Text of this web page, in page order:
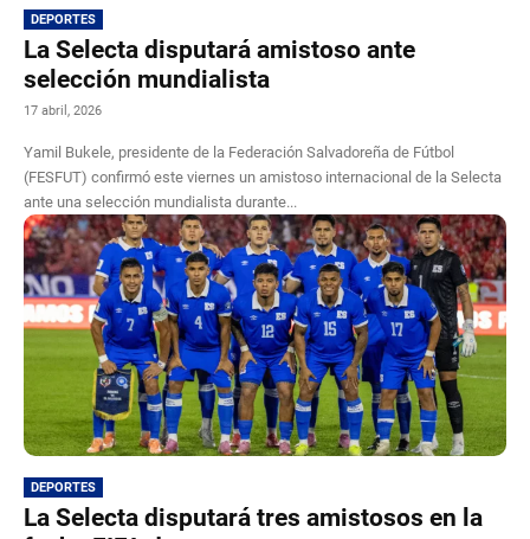
DEPORTES
La Selecta disputará amistoso ante
selección mundialista
17 abril, 2026
Yamil Bukele, presidente de la Federación Salvadoreña de Fútbol
(FESFUT) confirmó este viernes un amistoso internacional de la Selecta
ante una selección mundialista durante...
DEPORTES
La Selecta disputará tres amistosos en la